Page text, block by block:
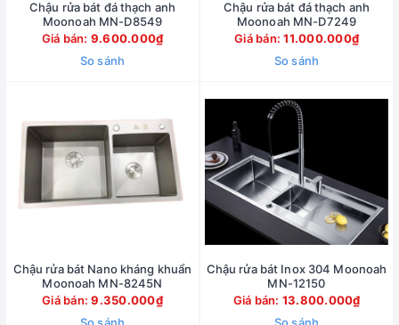
Chậu rửa bát đá thạch anh
Moonoah MN-D8549
Giá bán: 9.600.000₫
So sánh
Chậu rửa bát đá thạch anh
Moonoah MN-D7249
Giá bán:11.000.000₫
So sánh
Chậu rửa bát Nano kháng khuẩn
Moonoah MN-8245N
Giá bán:9.350.000₫
Chậu rửa bát Inox 304 Moonoah
MN-12150
Giá bán: 13.800.000₫